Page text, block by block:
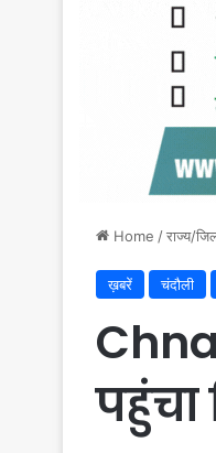
Home /राज्य/
ख़बरें चंदौली